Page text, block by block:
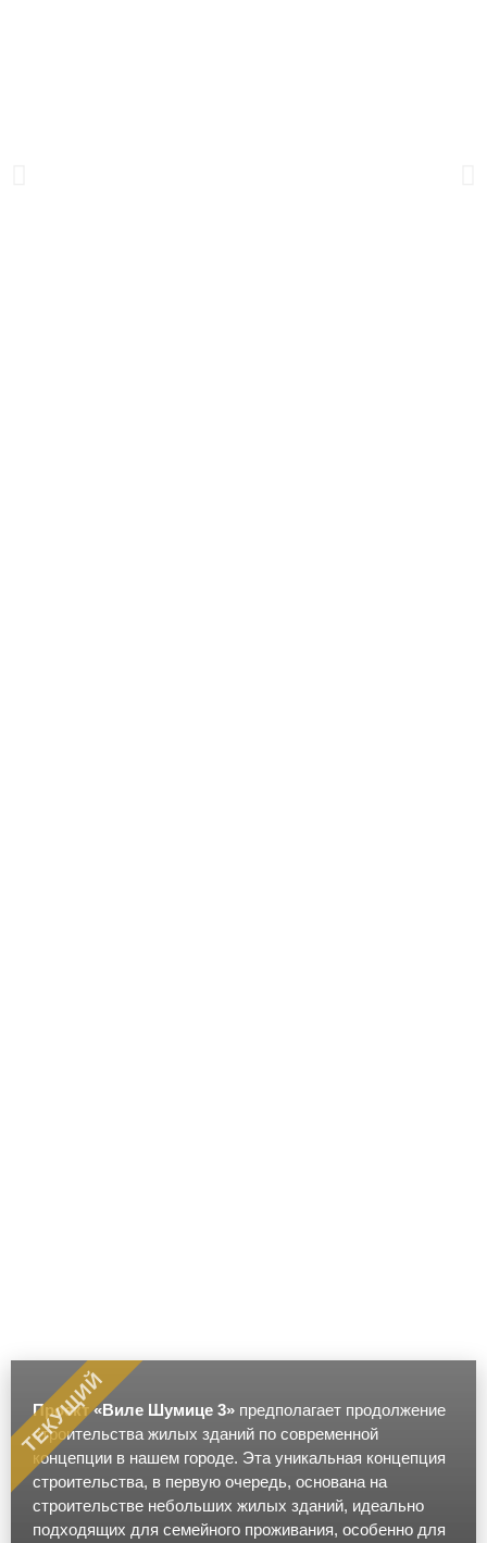
Проект «Виле Шумице 3» предполагает продолжение
строительства жилых зданий по современной
концепции в нашем городе. Эта уникальная концепция
строительства, в первую очередь, основана на
строительстве небольших жилых зданий, идеально
подходящих для семейного проживания, особенно для
ТЕКУЩИЙ